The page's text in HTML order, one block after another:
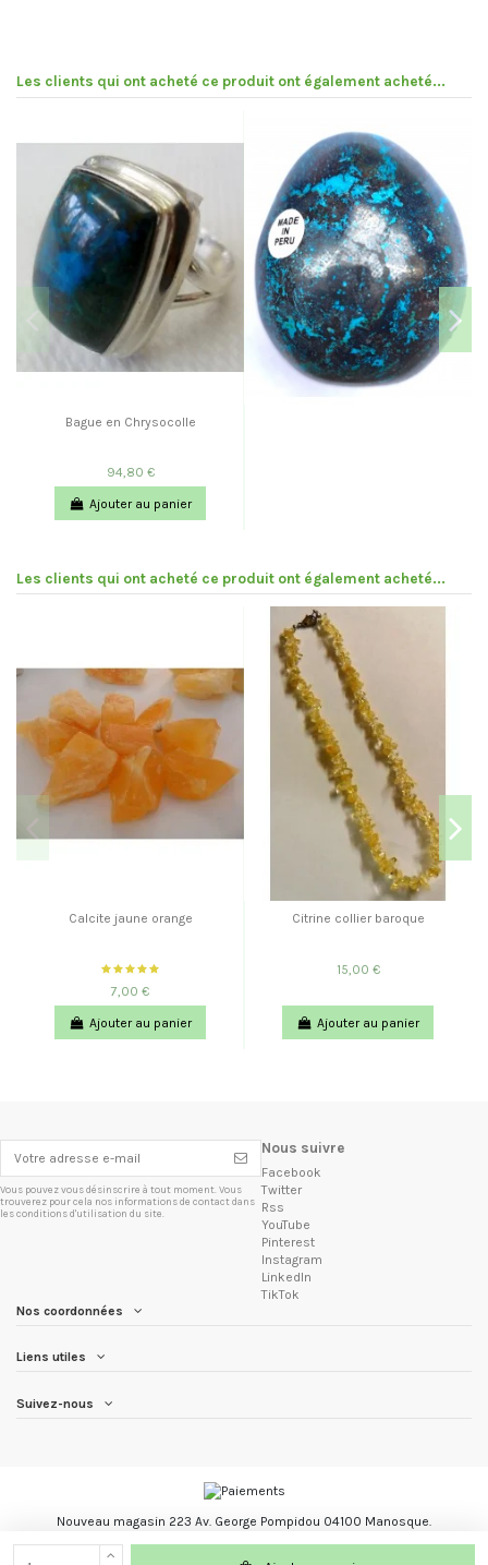
Les clients qui ont acheté ce produit ont également acheté...
Bague en Chrysocolle
94,80 €
Ajouter au panier
Les clients qui ont acheté ce produit ont également acheté...
Calcite jaune orange
7,00 €
Ajouter au panier
Citrine collier baroque
15,00 €
Ajouter au panier
Vous pouvez vous désinscrire à tout moment. Vous
trouverez pour cela nos informations de contact dans
les conditions d'utilisation du site.
Nous suivre
Facebook
Twitter
Rss
YouTube
Pinterest
Instagram
LinkedIn
TikTok
Nos coordonnées
Liens utiles
Suivez-nous
Nouveau magasin 223 Av. George Pompidou 04100 Manosque.
Les Trésors du Brésil marque registré.